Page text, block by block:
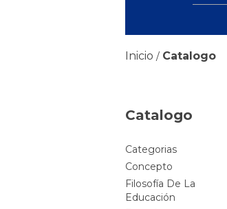
Inicio / Catalogo
Catalogo
Categorias
Concepto
Filosofía De La
Educación